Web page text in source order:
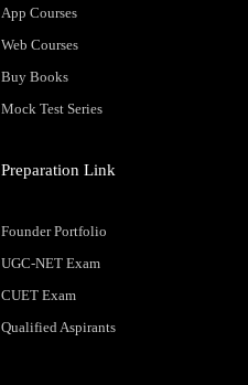
App Courses
Web Courses
Buy Books
Mock Test Series
Preparation Link
Founder Portfolio
UGC-NET Exam
CUET Exam
Qualified Aspirants